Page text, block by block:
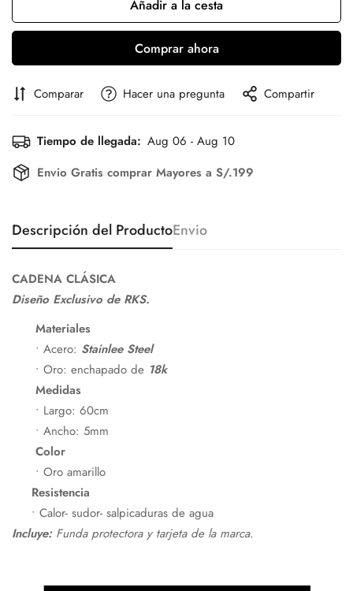
Añadir a la cesta
Comprar ahora
Comparar Hacer una pregunta Compartir
Tiempo de llegada: Aug 06 - Aug 10
Envio Gratis comprar Mayores a S/.199
Descripción del ProductoEnvio
CADENA CLÁSICA
Diseño Exclusivo de RKS.
Materiales
• Acero: Stainlee Steel
• Oro: enchapado de 18k
Medidas
• Largo: 60cm
• Ancho: 5mm
Color
• Oro amarillo
Resistencia
• Calor- sudor- salpicaduras de agua
Incluye: Funda protectora y tarjeta de la marca.
Confirm your age
Are you 18 years old or older?